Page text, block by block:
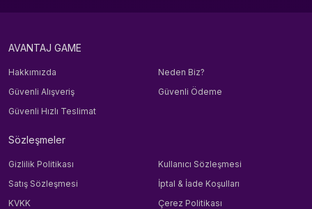
AVANTAJ GAME
Hakkımızda
Neden Biz?
Güvenli Alışveriş
Güvenli Ödeme
Güvenli Hızlı Teslimat
Sözleşmeler
Gizlilik Politikası
Kullanıcı Sözleşmesi
Satış Sözleşmesi
İptal & İade Koşulları
KVKK
Çerez Politikası